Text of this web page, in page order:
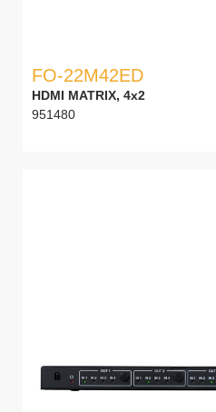
FO-22M42ED
HDMI MATRIX, 4x2
951480